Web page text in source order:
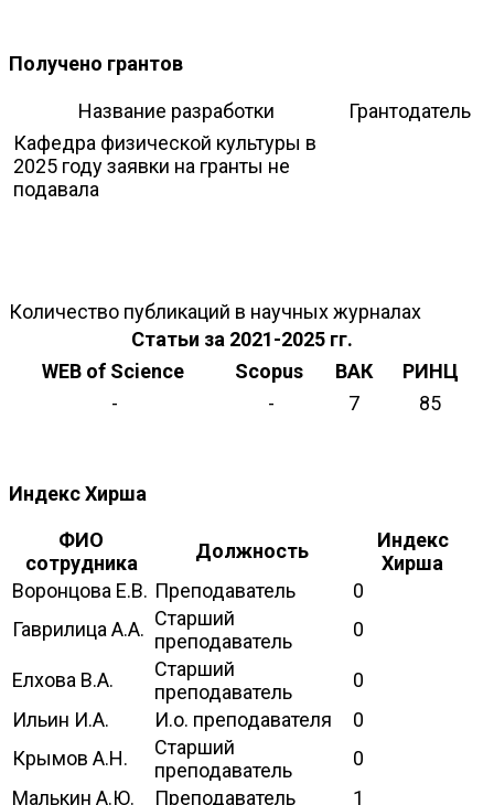
Получено грантов
Название разработки
Грантодатель
Кафедра физической культуры в
2025 году заявки на гранты не
подавала
Количество публикаций в научных журналах
Статьи за 2021-2025 гг.
WEB of Science
Scopus ВАК
РИНЦ
-
- 7 85
Индекс Хирша
ФИО
сотрудника
Должность
Индекс
Хирша
Воронцова Е.В. Преподаватель
0
Гаврилица А.А. Старший
преподаватель
0
Елхова В.А.
Старший
преподаватель
0
Ильин И.А.
И.о. преподавателя
0
Крымов А.Н.
Старший
преподаватель
0
Малькин А.Ю.
Преподаватель 1